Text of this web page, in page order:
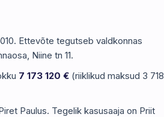
Ettevõte tegutseb valdkonnas
Niine tn 11.
7 173 120 € (riiklikud maksud 3 718
Paulus. Tegelik kasusaaja on Priit